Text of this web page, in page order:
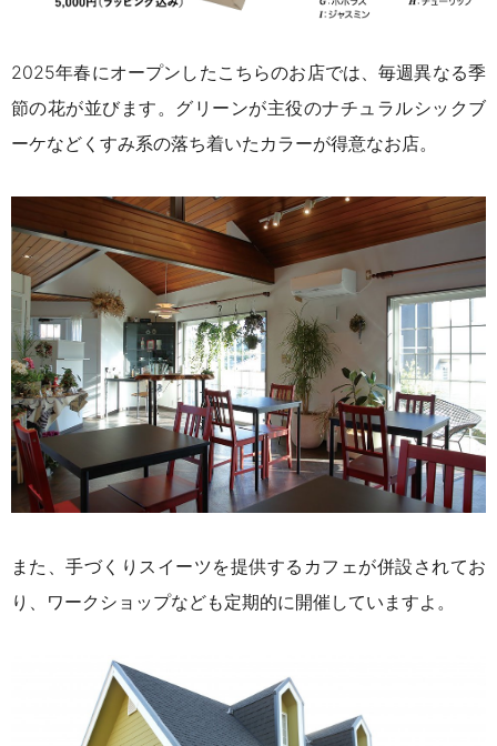
2025年春にオープンしたこちらのお店では、毎週異なる季
節の花が並びます。グリーンが主役のナチュラルシックブ
ーケなどくすみ系の落ち着いたカラーが得意なお店。
また、手づくりスイーツを提供するカフェが併設されてお
り、ワークショップなども定期的に開催していますよ。